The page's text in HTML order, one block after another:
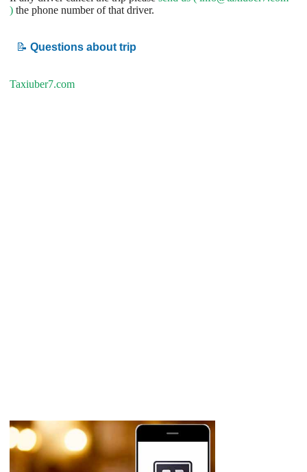
) the phone number of that driver.
📝 Questions about trip
Taxiuber7.com